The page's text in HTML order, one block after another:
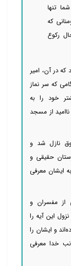
شما تنها
که
رکوع
که در آن، امیر
که سر نماز
خود را به
از مسجد
نازل شد و
حقیقی و
ایشان معرفی
از مفسران و
این آیه را
و ایشان را
خدا معرفی